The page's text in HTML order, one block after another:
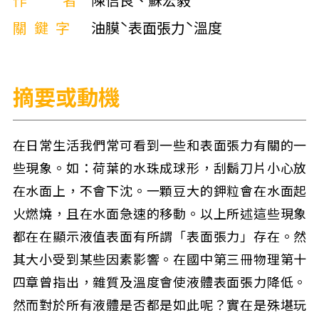
關鍵字
油膜ˋ表面張力ˋ溫度
摘要或動機
在日常生活我們常可看到一些和表面張力有關的一
些現象。如：荷葉的水珠成球形，刮鬍刀片小心放
在水面上，不會下沈。一顆豆大的鉀粒會在水面起
火燃燒，且在水面急速的移動。以上所述這些現象
都在在顯示液值表面有所謂「表面張力」存在。然
其大小受到某些因素影響。在國中第三冊物理第十
四章曾指出，雜質及溫度會使液體表面張力降低。
然而對於所有液體是否都是如此呢？實在是殊堪玩